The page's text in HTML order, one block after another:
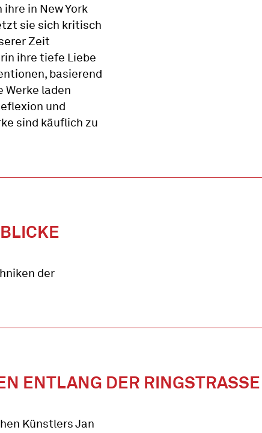
in New York
sie sich kritisch
Zeit
ihre tiefe Liebe
basierend
laden
und
sind käuflich zu
der
ENTLANG DER RINGSTRASSE
Künstlers Jan